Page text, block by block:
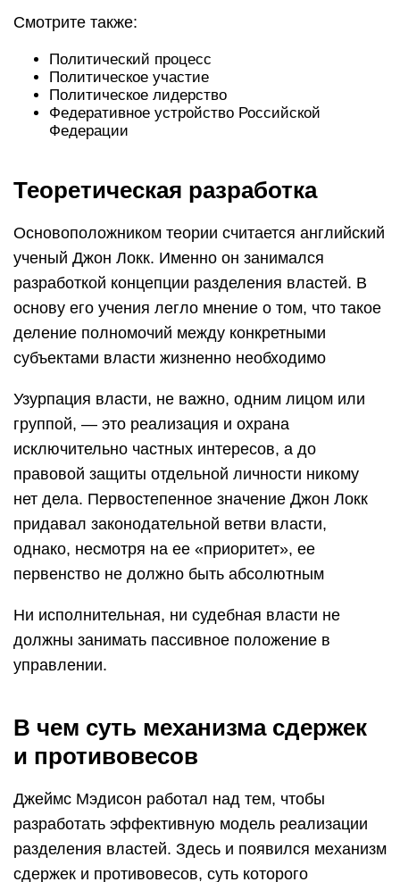
Смотрите также:
Политический процесс
Политическое участие
Политическое лидерство
Федеративное устройство Российской
Федерации
Теоретическая разработка
Основоположником теории считается английский
ученый Джон Локк. Именно он занимался
разработкой концепции разделения властей. В
основу его учения легло мнение о том, что такое
деление полномочий между конкретными
субъектами власти жизненно необходимо
Узурпация власти, не важно, одним лицом или
группой, — это реализация и охрана
исключительно частных интересов, а до
правовой защиты отдельной личности никому
нет дела. Первостепенное значение Джон Локк
придавал законодательной ветви власти,
однако, несмотря на ее «приоритет», ее
первенство не должно быть абсолютным
Ни исполнительная, ни судебная власти не
должны занимать пассивное положение в
управлении.
В чем суть механизма сдержек
и противовесов
Джеймс Мэдисон работал над тем, чтобы
разработать эффективную модель реализации
разделения властей. Здесь и появился механизм
сдержек и противовесов, суть которого